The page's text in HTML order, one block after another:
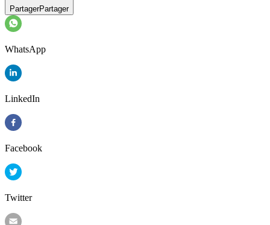
PartagerPartager
WhatsApp
LinkedIn
Facebook
Twitter